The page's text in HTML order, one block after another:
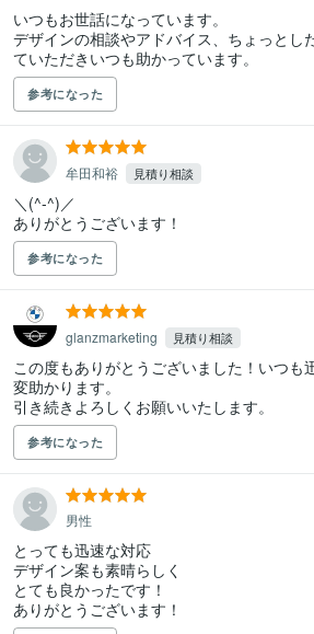
いつもお世話になっています。
デザインの相談やアドバイス、ちょっとし
参考になった
牟田和裕 見積り相談
＼(^-^)／
ありがとうございます！
参考になった
glanzmarketing 見積り相談
この度もありがとうございました！いつも
変助かります。
引き続きよろしくお願いいたします。
参考になった
男性
とっても迅速な対応
デザイン案も素晴らしく
とても良かったです！
ありがとうございます！